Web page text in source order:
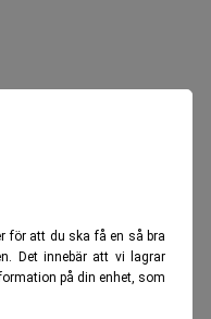
för att du ska få en så bra
Det innebär att vi lagrar
på din enhet, som